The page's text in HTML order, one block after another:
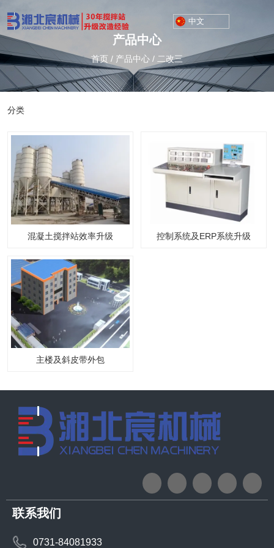
中文
产品中心
首页 / 产品中心 / 二改三
分类
混凝土搅拌站效率升级 控制系统及ERP系统升级
主楼及斜皮带外包
联系我们
0731-84081933